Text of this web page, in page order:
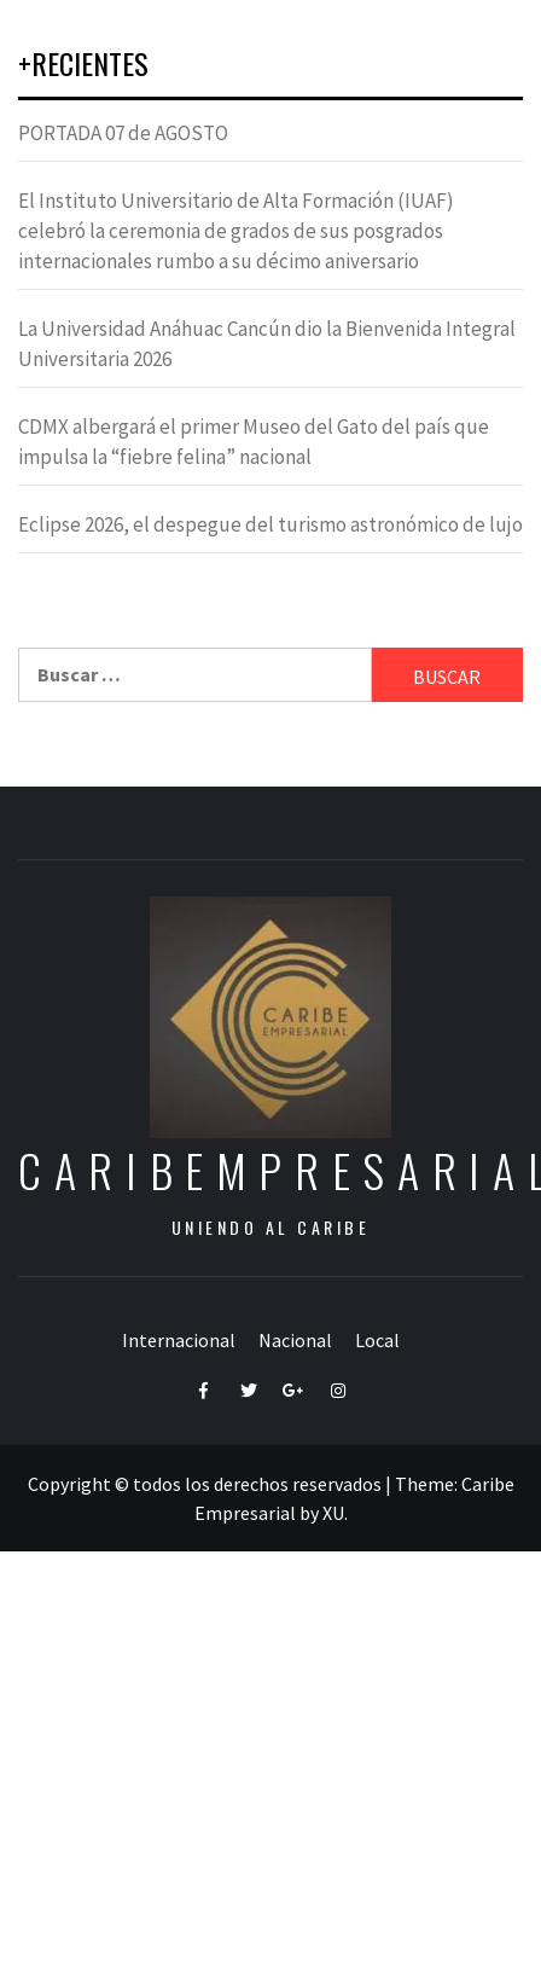
+RECIENTES
PORTADA 07 de AGOSTO
El Instituto Universitario de Alta Formación (IUAF)
celebró la ceremonia de grados de sus posgrados
internacionales rumbo a su décimo aniversario
La Universidad Anáhuac Cancún dio la Bienvenida Integral
Universitaria 2026
CDMX albergará el primer Museo del Gato del país que
impulsa la “fiebre felina” nacional
Eclipse 2026, el despegue del turismo astronómico de lujo
UNIENDO AL CARIBE
Internacional Nacional Local
FacebookTwitterGoogle+Instagram
Copyright © todos los derechos reservados | Theme: Caribe
Empresarial byXU.